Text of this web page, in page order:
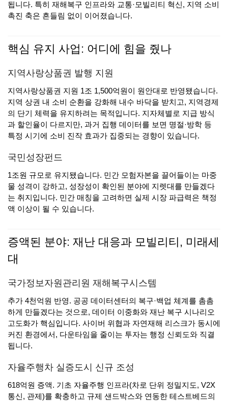
됩니다. 특히 재해복구 인프라와 교통·모빌리티 혁신, 지역 소비
촉진 축은 흔들림 없이 이어졌습니다.
핵심 유지 사업: 어디에 힘을 줬나
지역사랑상품권 발행 지원
지역사랑상품권 지원 1조 1,500억원이 원안대로 반영됐습니다.
지역 상권 내 소비 순환을 강화해 내수 바닥을 받치고, 지역경제
의 단기 체력을 유지하려는 목적입니다. 지자체별로 지급 방식
과 할인율이 다르지만, 과거 집행 데이터를 보면 명절·방학 등
특정 시기에 소비 진작 효과가 집중되는 경향이 있습니다.
국민성장펀드
1조원 규모로 유지됐습니다. 민간 모험자본을 끌어들이는 마중
물 성격이 강하고, 성장성이 확인된 분야에 지렛대를 만들겠다
는 취지입니다. 민간 매칭을 고려하면 실제 시장 파급력은 책정
액 이상이 될 수 있습니다.
증액된 분야: 재난 대응과 모빌리티, 미래세
대
국가정보자원관리원 재해복구시스템
추가 4천억원 반영. 공공 데이터센터의 복구·백업 체계를 촘촘
하게 만들겠다는 것으로, 데이터 이중화와 재난 복구 시나리오
고도화가 핵심입니다. 사이버 위협과 자연재해 리스크가 동시에
커진 환경에서, 다운타임을 줄이는 투자는 행정 신뢰도와 직결
됩니다.
자율주행차 실증도시 신규 조성
618억원 증액. 기초 자율주행 인프라(차로 단위 정밀지도, V2X
통신, 관제)를 확충하고 규제 샌드박스와 연동한 테스트베드의